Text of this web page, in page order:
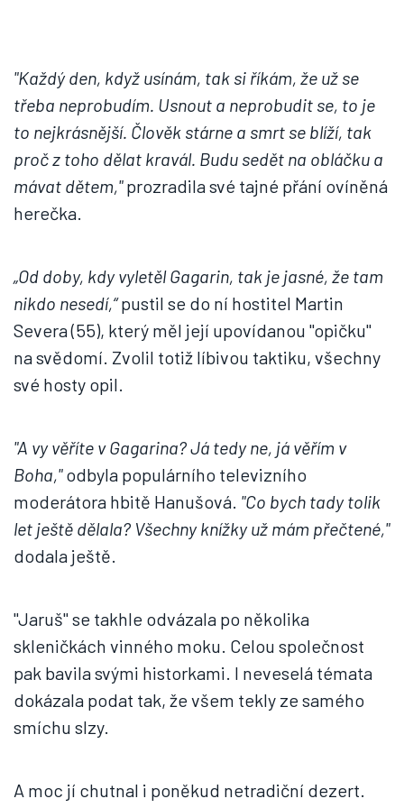
"Každý den, když usínám, tak si říkám, že už se
třeba neprobudím. Usnout a neprobudit se, to je
to nejkrásnější. Člověk stárne a smrt se blíží, tak
proč z toho dělat kravál. Budu sedět na obláčku a
mávat dětem,"prozradila své tajné přání ovíněná
herečka.
„Od doby, kdy vyletěl Gagarin, tak je jasné, že tam
nikdo nesedí,“pustil se do ní hostitel Martin
Severa (55), který měl její upovídanou "opičku"
na svědomí. Zvolil totiž líbivou taktiku, všechny
své hosty opil.
"A vy věříte v Gagarina? Já tedy ne, já věřím v
Boha,"odbyla populárního televizního
moderátora hbitě Hanušová. "Co bych tady tolik
let ještě dělala? Všechny knížky už mám přečtené,"
dodala ještě.
"Jaruš" se takhle odvázala po několika
skleničkách vinného moku. Celou společnost
pak bavila svými historkami. I neveselá témata
dokázala podat tak, že všem tekly ze samého
smíchu slzy.
A moc jí chutnal i poněkud netradiční dezert.